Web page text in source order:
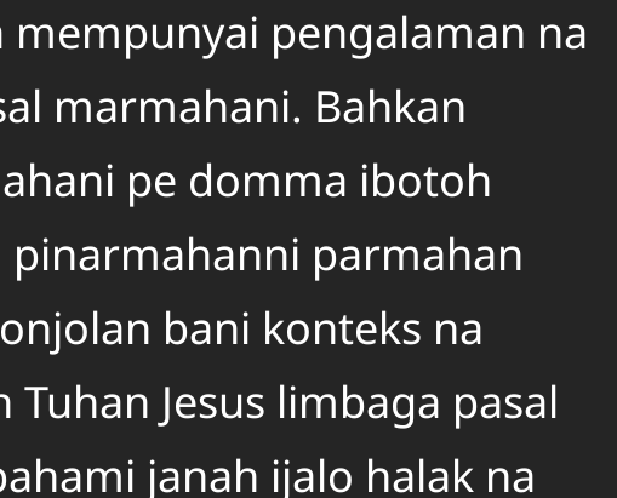
pengalaman na
marmahani. Bahkan
pe domma ibotoh
parmahan
bani konteks na
Jesus limbaga pasal
janah ijalo halak na